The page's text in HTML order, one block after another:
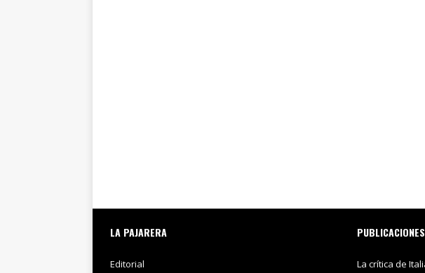
LA PAJARERA
Editorial
La crítica de